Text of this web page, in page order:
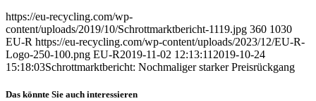
https://eu-recycling.com/wp-
content/uploads/2019/10/Schrottmarktbericht-1119.jpg 360 1030
EU-R https://eu-recycling.com/wp-content/uploads/2023/12/EU-R-
Logo-250-100.png EU-R2019-11-02 12:13:11 2019-10-24
15:18:03Schrottmarktbericht: Nochmaliger starker Preisrückgang
Das könnte Sie auch interessieren